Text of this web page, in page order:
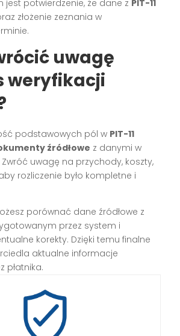
jest potwierdzenie, że dane z PIT-11
złożenie zeznania w
uwagę
weryfikacji
podstawowych pól w PIT-11
źródłowe z danymi w
uwagę na przychody, koszty,
rozliczenie było kompletne i
porównać dane źródłowe z
przez system i
korekty. Dzięki temu finalne
aktualne informacje
płatnika.